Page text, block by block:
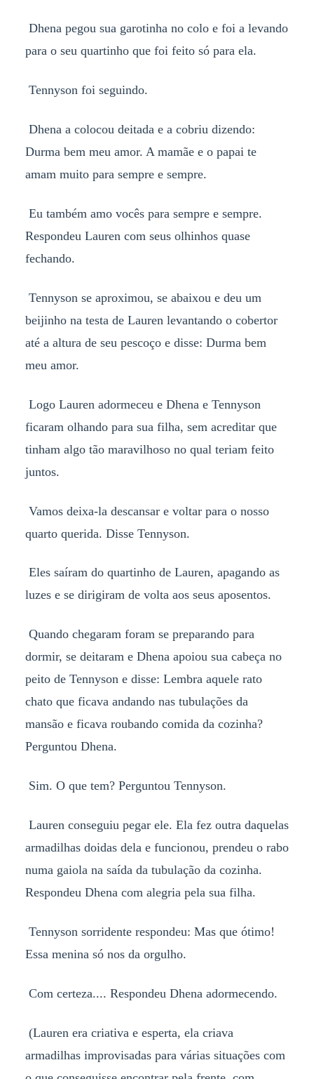
Dhena pegou sua garotinha no colo e foi a levando
para o seu quartinho que foi feito só para ela.
Tennyson foi seguindo.
Dhena a colocou deitada e a cobriu dizendo:
Durma bem meu amor. A mamãe e o papai te
amam muito para sempre e sempre.
Eu também amo vocês para sempre e sempre.
Respondeu Lauren com seus olhinhos quase
fechando.
Tennyson se aproximou, se abaixou e deu um
beijinho na testa de Lauren levantando o cobertor
até a altura de seu pescoço e disse: Durma bem
meu amor.
Logo Lauren adormeceu e Dhena e Tennyson
ficaram olhando para sua filha, sem acreditar que
tinham algo tão maravilhoso no qual teriam feito
juntos.
Vamos deixa-la descansar e voltar para o nosso
quarto querida. Disse Tennyson.
Eles saíram do quartinho de Lauren, apagando as
luzes e se dirigiram de volta aos seus aposentos.
Quando chegaram foram se preparando para
dormir, se deitaram e Dhena apoiou sua cabeça no
peito de Tennyson e disse: Lembra aquele rato
chato que ficava andando nas tubulações da
mansão e ficava roubando comida da cozinha?
Perguntou Dhena.
Sim. O que tem? Perguntou Tennyson.
Lauren conseguiu pegar ele. Ela fez outra daquelas
armadilhas doidas dela e funcionou, prendeu o rabo
numa gaiola na saída da tubulação da cozinha.
Respondeu Dhena com alegria pela sua filha.
Tennyson sorridente respondeu: Mas que ótimo!
Essa menina só nos da orgulho.
Com certeza.... Respondeu Dhena adormecendo.
(Lauren era criativa e esperta, ela criava
armadilhas improvisadas para várias situações com